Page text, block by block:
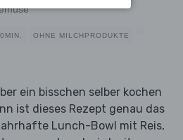
OHNE MILCHPRODUKTE
ein bisschen selber kochen
ist dieses Rezept genau das
Lunch-Bowl mit Reis,